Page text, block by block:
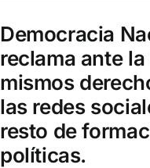
Democracia
reclama ante la
mismos
las redes
resto de
políticas.